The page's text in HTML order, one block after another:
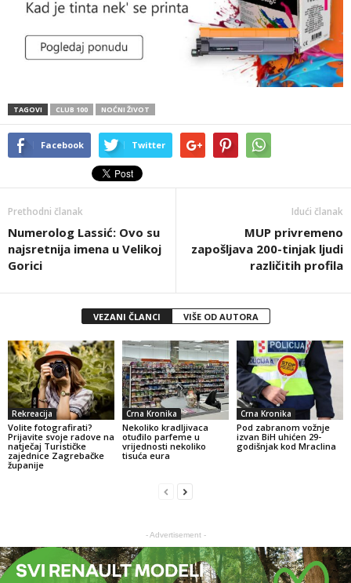
TAGOVI CLUB 100 NOĆNI ŽIVOT
Facebook Twitter
Prethodni članak
Numerolog Lassić: Ovo su
najsretnija imena u Velikoj
Gorici
Idući članak
MUP privremeno
zapošljava 200-tinjak ljudi
različitih profila
VEZANI ČLANCI VIŠE OD AUTORA
Rekreacija
Volite fotografirati?
Prijavite svoje radove na
natječaj Turističke
zajednice Zagrebačke
županije
Crna Kronika
Nekoliko kradljivaca
otuđilo parfeme u
vrijednosti nekoliko
tisuća eura
Crna Kronika
Pod zabranom vožnje
izvan BiH uhićen 29-
godišnjak kod Mraclina
- Advertisement -